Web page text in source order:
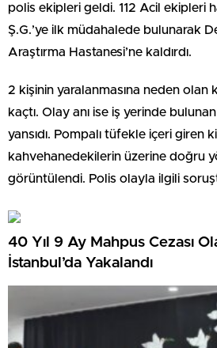
polis ekipleri geldi. 112 Acil ekipleri
Ş.G.’ye ilk müdahalede bulunarak
Araştırma Hastanesi’ne kaldırdı.
2 kişinin yaralanmasına neden olan
kaçtı. Olay anı ise iş yerinde
yansıdı. Pompalı tüfekle içeri giren
kahvehanedekilerin üzerine doğru
görüntülendi. Polis olayla ilgili
40 Yıl 9 Ay Mahpus Cezası
İstanbul’da Yakalandı